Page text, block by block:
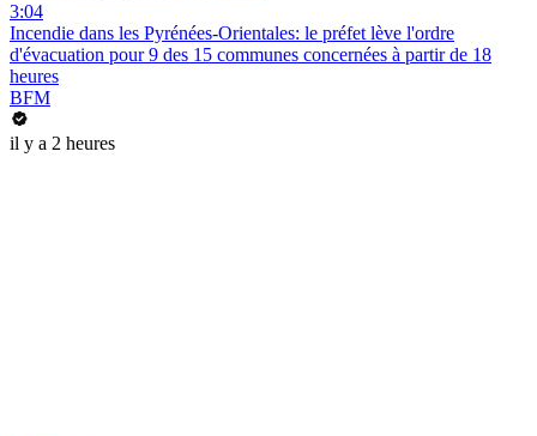
3:04
Incendie dans les Pyrénées-Orientales: le préfet lève l'ordre
d'évacuation pour 9 des 15 communes concernées à partir de 18
heures
BFM
il y a 2 heures